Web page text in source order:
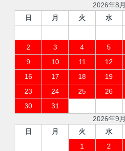
2026年8月
日
月 火 水
2
3 4 5
9
10 11 12
16
17 18 19
23
24 25 26
30
31
2026年9月
日
月 火 水
1
2